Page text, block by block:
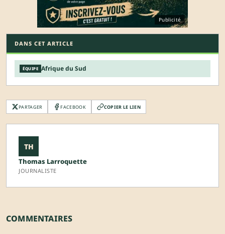
Publicité
DANS CET ARTICLE
ÉQUIPE Afrique du Sud
PARTAGER FACEBOOK COPIER LE LIEN
TH
Thomas Larroquette
JOURNALISTE
COMMENTAIRES